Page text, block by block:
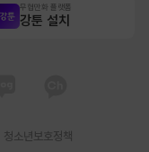
무협만화 플랫폼
강툰 설치
청소년보호정책